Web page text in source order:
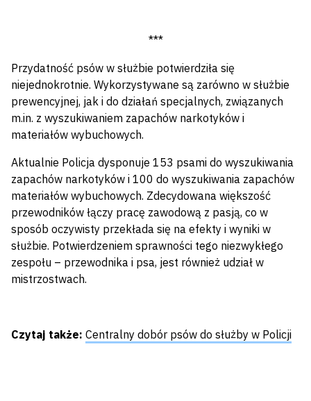
***
Przydatność psów w służbie potwierdziła się
niejednokrotnie. Wykorzystywane są zarówno w służbie
prewencyjnej, jak i do działań specjalnych, związanych
m.in. z wyszukiwaniem zapachów narkotyków i
materiałów wybuchowych.
Aktualnie Policja dysponuje 153 psami do wyszukiwania
zapachów narkotyków i 100 do wyszukiwania zapachów
materiałów wybuchowych. Zdecydowana większość
przewodników łączy pracę zawodową z pasją, co w
sposób oczywisty przekłada się na efekty i wyniki w
służbie. Potwierdzeniem sprawności tego niezwykłego
zespołu – przewodnika i psa, jest również udział w
mistrzostwach.
Czytaj także: Centralny dobór psów do służby w Policji